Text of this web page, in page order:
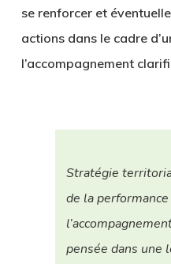
se renforcer et
actions dans le cadre
l’accompagnement
Stratégie
de la performance
pensée dans une